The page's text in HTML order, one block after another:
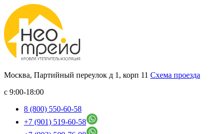
Москва, Партийный переулок д 1, корп 11 Схема проезда
с 9:00-18:00
8 (800) 550-60-58
+7 (901) 519-60-58